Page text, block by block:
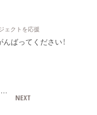
ェクトを応援
ばってください！
… NEXT